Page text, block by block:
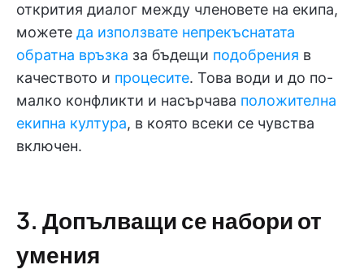
открития диалог между членовете на екипа,
можете да използвате непрекъснатата
обратна връзка за бъдещи подобрения в
качеството и процесите. Това води и до по-
малко конфликти и насърчава положителна
екипна култура, в която всеки се чувства
включен.
3. Допълващи се набори от
умения